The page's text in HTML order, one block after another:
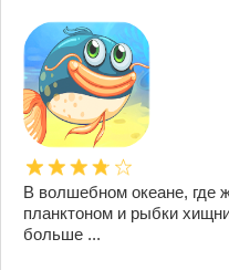
В волшебном океане, где
планктоном и рыбки
больше ...